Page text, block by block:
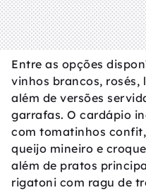
Entre as opções
vinhos brancos, rosés,
além de versões
garrafas. O cardápio
com tomatinhos
queijo mineiro e
além de pratos
rigatoni com ragu de